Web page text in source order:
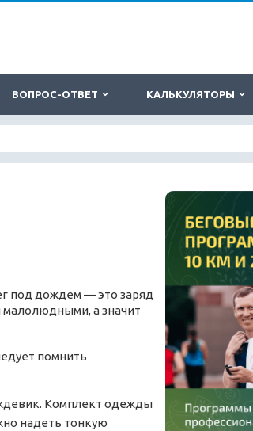
ВОПРОС-ОТВЕТ КАЛЬКУЛЯТОРЫ
под дождем — это заряд
малолюдными, а значит
помнить
Комплект одежды
надеть тонкую